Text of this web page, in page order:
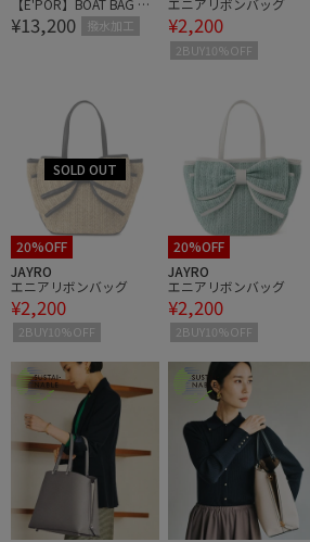
【E'POR】BOAT BAG Min
i/撥水・超軽量・一部WE
B限定カラー・26AW新色
¥13,200 撥水加工
エニアリボンバッグ
¥2,200
2BUY10%OFF
20%OFF
JAYRO
エニアリボンバッグ
¥2,200
2BUY10%OFF
20%OFF
JAYRO
エニアリボンバッグ
¥2,200
2BUY10%OFF